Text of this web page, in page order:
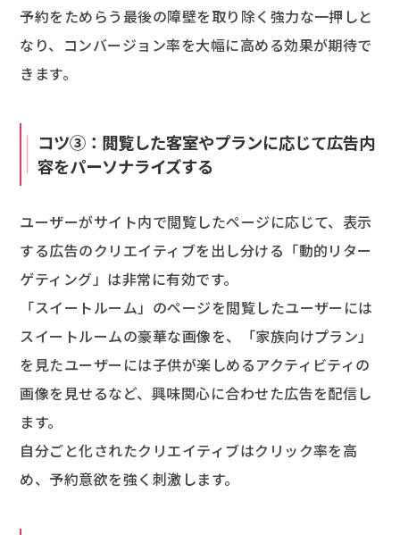
予約をためらう最後の障壁を取り除く強力な一押しと
なり、コンバージョン率を大幅に高める効果が期待で
きます。
コツ③：閲覧した客室やプランに応じて広告内
容をパーソナライズする
ユーザーがサイト内で閲覧したページに応じて、表示
する広告のクリエイティブを出し分ける「動的リター
ゲティング」は非常に有効です。
「スイートルーム」のページを閲覧したユーザーには
スイートルームの豪華な画像を、「家族向けプラン」
を見たユーザーには子供が楽しめるアクティビティの
画像を見せるなど、興味関心に合わせた広告を配信し
ます。
自分ごと化されたクリエイティブはクリック率を高
め、予約意欲を強く刺激します。